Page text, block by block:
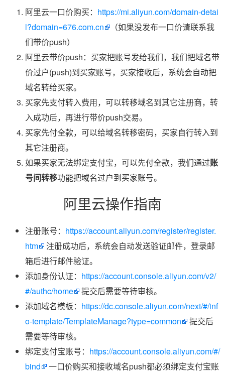
阿里云一口价购买： https://mi.aliyun.com/domain-detai
l?domain=676.com.cn
（如果没发布一口价请联系我
们带价push）
阿里云带价push：买家把账号发给我们，我们把域名带
价过户(push)到买家账号，买家接收后，系统会自动把
域名转给买家。
买家先支付转入费用，可以转移域名到其它注册商，转
入成功后，再进行带价push交易。
买家先付全款，可以给域名转移密码，买家自行转入到
其它注册商。
如果买家无法绑定支付宝，可以先付全款，我们通过账
号间转移功能把域名过户到买家账号。
阿里云操作指南
注册账号： https://account.aliyun.com/register/register.
htm
注册成功后，系统会自动发送验证邮件，登录邮
箱后进行邮件验证。
添加身份认证： https://account.console.aliyun.com/v2/
#/authc/home
提交后需要等待审核。
添加域名模板： https://dc.console.aliyun.com/next/#/inf
o-template/TemplateManage?type=common
提交后
需要等待审核。
绑定支付宝账号： https://account.console.aliyun.com/#/
bind
一口价购买和接收域名push都必须绑定支付宝账